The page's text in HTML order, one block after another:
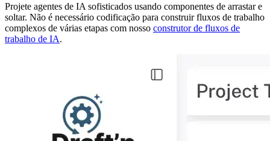
Projete agentes de IA sofisticados usando componentes de arrastar e
soltar. Não é necessário codificação para construir fluxos de trabalho
complexos de várias etapas com nosso construtor de fluxos de
trabalho de IA.